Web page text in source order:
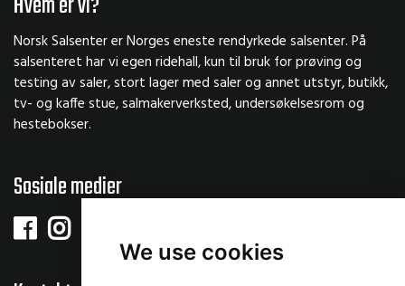
We use cookies
Norsk Salsenter er Norges eneste rendyrkede salsenter. På
salsenteret har vi egen ridehall, kun til bruk for prøving og
testing av saler, stort lager med saler og annet utstyr, butikk,
tv- og kaffe stue, salmakerverksted, undersøkelsesrom og
hestebokser.
Sosiale medier